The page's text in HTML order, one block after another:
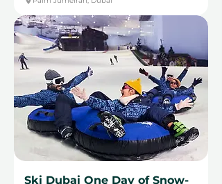
Ski Dubai One Day of Snow-